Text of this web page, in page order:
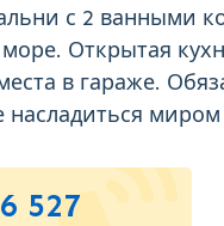
с 2 ванными
Открытая
в гараже.
насладиться
527